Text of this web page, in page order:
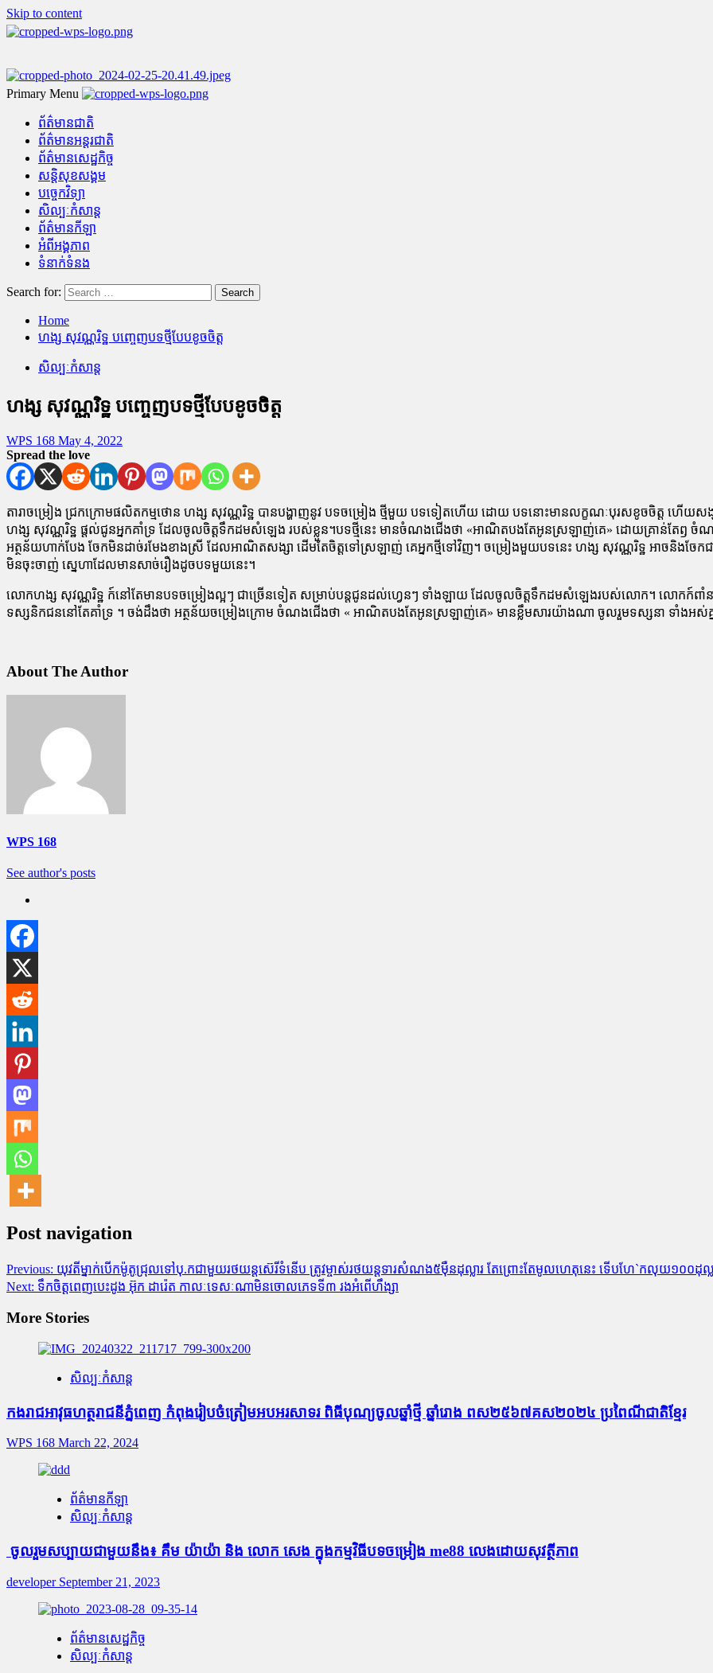
Skip to content
Primary Menu
ព័ត៌មានជាតិ
ព័ត៌មានអន្តរជាតិ
ព័ត៌មានសេដ្ឋកិច្ច
សន្តិសុខសង្គម
បច្ចេកវិទ្យា
សិល្បៈកំសាន្ត
ព័ត៌មានកីឡា
អំពីអង្គភាព
ទំនាក់ទំនង
Search for:
Home
ហង្ស សុវណ្ណរិទ្ឋ បញ្ចេញបទថ្មីបែបខូចចិត្ត
សិល្បៈកំសាន្ត
ហង្ស សុវណ្ណរិទ្ឋ បញ្ចេញបទថ្មីបែបខូចចិត្ត
WPS 168 May 4, 2022
Spread the love
តារាចម្រៀង ជ្រកក្រោមផលិតកម្មថោន ហង្ស សុវណ្ណរិទ្ឋ បានបង្ហាញនូវ បទចម្រៀង ថ្មីមួយ បទទៀតហើយ ដោយ បទនោះមានលក្ខណៈបុរសខូចចិត្ត ហើយសង្
ហង្ស សុវណ្ណរិទ្ឋ ផ្តល់ជូនអ្នកគាំទ្រ ដែលចូលចិត្តទឹកដមសំឡេង របស់ខ្លួន។បទថ្មីនេះ មានចំណងជើងថា «អាណិតបងតែអូនស្រឡាញ់គេ» ដោយគ្រាន់តែ
អត្ថន័យហាក់បែង ចែកមិនដាច់រមែងខាងស្រី ដែលអាណិតសង្សា ដើមតែចិត្តទៅស្រឡាញ់ គេអ្នកថ្មីទៅវិញ។ ចម្រៀងមួយបទនេះ ហង្ស សុវណ្ណរិទ្ឋ អាចនិងចែកជ
មិនចុះចាញ់ ស្នេហាដែលមានសាច់រឿងដូចបទមួយនេះ។
លោកហង្ស សុវណ្ណរិទ្ឋ ក៍នៅតែមានបទចម្រៀងល្អៗ ជាច្រើនទៀត សម្រាប់បន្តជូនដល់ហ្វេនៗ ទាំងឡាយ ដែលចូលចិត្តទឹកដមសំឡេងរបស់លោក។ លោកក៍ពាំ
ទស្សនិកជននៅតែគាំទ្រ ។ ចង់ដឹងថា អត្ថន័យចម្រៀងក្រោម ចំណងជើងថា « អាណិតបងតែអូនស្រឡាញ់គេ» មានខ្លឹមសារយ៉ាងណា ចូលរួមទស្សនា ទាំងអស់គ្
About The Author
WPS 168
See author's posts
Post navigation
Previous: យុវតីម្នាក់បើកម៉ូតូជ្រុលទៅបុ.កជាមួយរថយន្តស៊េរីទំនើប ត្រូវម្ចាស់រថយន្តទារសំណង៥ម៉ឺនដុល្លារ តែព្រោះតែមូលហេតុនេះ ទើបហែ`កលុយ១០០ដុល្
Next: ទឹកចិត្តពេញបេះដូង អ៊ុក ដារ៉េត កាលៈទេសៈណាមិនចោលភេទទី៣ រងអំពើហឹង្សា
More Stories
សិល្បៈកំសាន្ត
កងរាជអាវុធហត្ថរាជនីភ្នំពេញ កំពុងរៀបចំត្រៀមអបអរសាទរ ពិធីបុណ្យចូលឆ្នាំថ្មី ឆ្នាំរោង ពស២៥៦៧គស២០២៤ ប្រពៃណីជាតិខ្មែរ
WPS 168 March 22, 2024
ព័ត៌មានកីឡា
សិល្បៈកំសាន្ត
ចូលរួមសប្បាយជាមួយនឹង៖ គឹម យ៉ាយ៉ា និង លោក សេង ក្នុងកម្មវិធីបទចម្រៀង me88 លេងដោយសុវត្ថីភាព
developer September 21, 2023
ព័ត៌មានសេដ្ឋកិច្ច
សិល្បៈកំសាន្ត